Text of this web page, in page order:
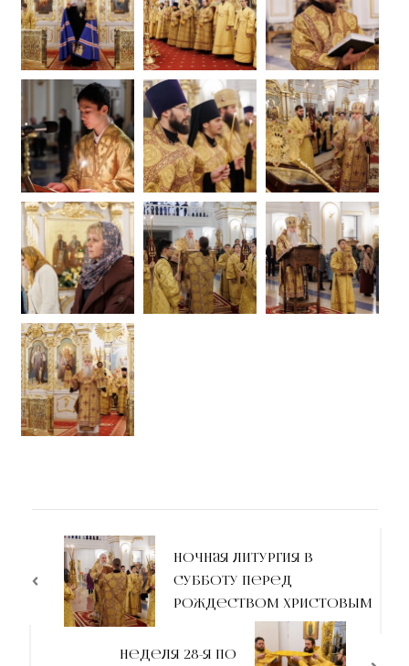
Ночная литургия в
субботу перед
Рождеством Христовым
Неделя 28-я по